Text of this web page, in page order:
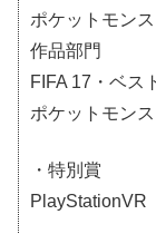
ポケットモン
作品部門
FIFA 17・ベス
ポケットモン
・特別賞
PlayStationVR